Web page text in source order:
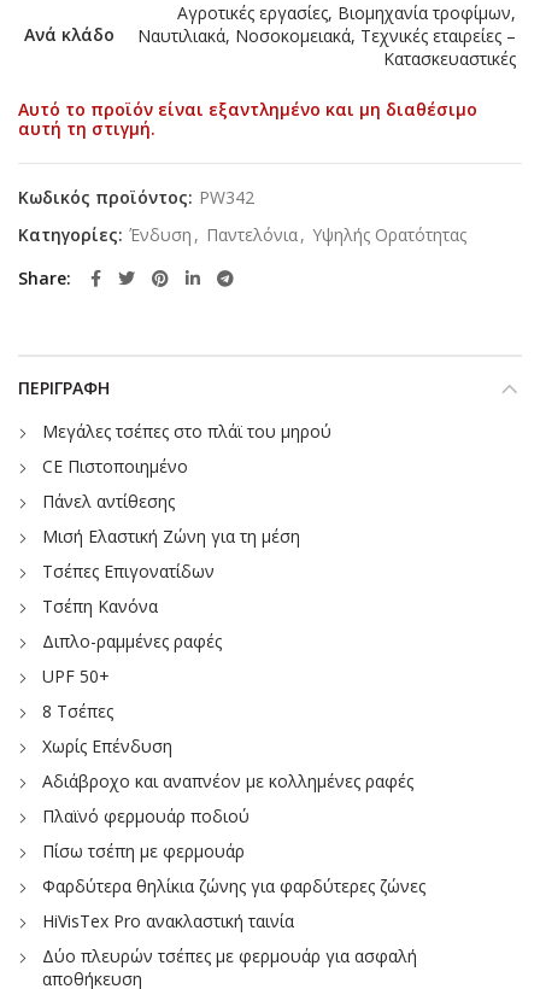
Ανά κλάδο
Αγροτικές εργασίες, Βιομηχανία τροφίμων,
Ναυτιλιακά, Νοσοκομειακά, Τεχνικές εταιρείες –
Κατασκευαστικές
Αυτό το προϊόν είναι εξαντλημένο και μη διαθέσιμο
αυτή τη στιγμή.
Κωδικός προϊόντος: PW342
Κατηγορίες: Ένδυση , Παντελόνια, Υψηλής Ορατότητας
Share
ΠΕΡΙΓΡΑΦΉ
Μεγάλες τσέπες στο πλάϊ του μηρού
CE Πιστοποιημένο
Πάνελ αντίθεσης
Μισή Ελαστική Ζώνη για τη μέση
Τσέπες Επιγονατίδων
Τσέπη Κανόνα
Διπλο-ραμμένες ραφές
UPF 50+
8 Τσέπες
Χωρίς Επένδυση
Αδιάβροχο και αναπνέον με κολλημένες ραφές
Πλαϊνό φερμουάρ ποδιού
Πίσω τσέπη με φερμουάρ
Φαρδύτερα θηλίκια ζώνης για φαρδύτερες ζώνες
HiVisTex Pro ανακλαστική ταινία
Δύο πλευρών τσέπες με φερμουάρ για ασφαλή
αποθήκευση